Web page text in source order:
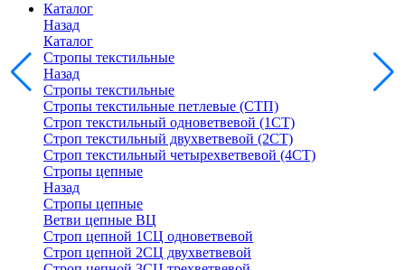
Каталог
Назад
Каталог
Стропы текстильные
Назад
Стропы текстильные
Стропы текстильные петлевые (СТП)
Строп текстильный одноветвевой (1СТ)
Строп текстильный двухветвевой (2СТ)
Строп текстильный четырехветвевой (4СТ)
Стропы цепные
Назад
Стропы цепные
Ветви цепные ВЦ
Строп цепной 1СЦ одноветвевой
Строп цепной 2СЦ двухветвевой